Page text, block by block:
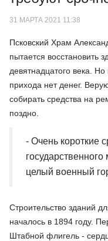
31 МАРТА 2021 11:38
Псковский Храм
пытается восстановить
девятнадцатого века.
прихода нет денег.
собирать средства на
поздно.
- Очень короткие
целый военный
Строительство зданий
началось в 1894 году.
Штабной флигель -